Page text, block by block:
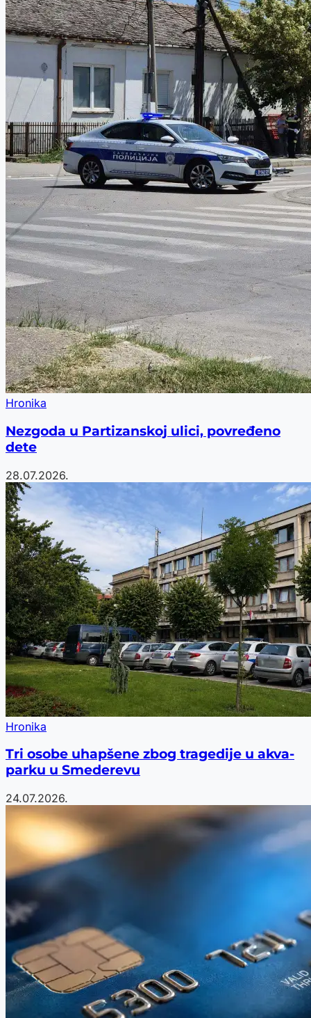
Hronika
Nezgoda u Partizanskoj ulici, povređeno
dete
28.07.2026.
Hronika
Tri osobe uhapšene zbog tragedije u akva-
parku u Smederevu
24.07.2026.